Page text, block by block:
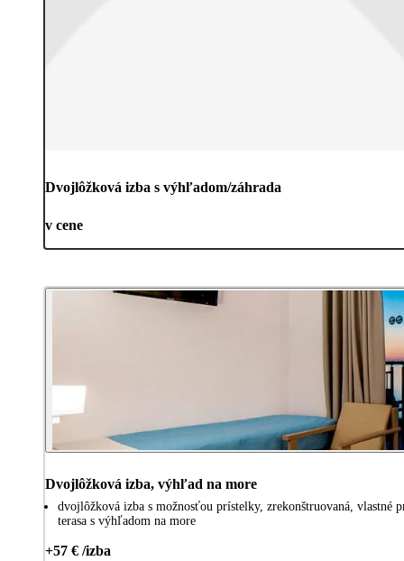
Dvojlôžková izba s výhľadom/záhrada
v cene
Dvojlôžková izba, výhľad na more
dvojlôžková izba s možnosťou prístelky, zrekonštruovaná,
terasa s výhľadom na more
+57 € /izba